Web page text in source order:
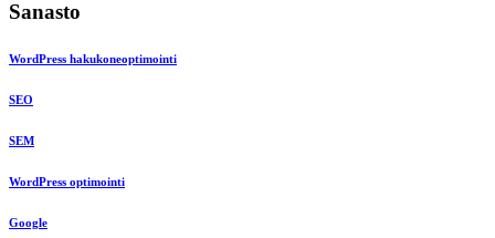
Sanasto
WordPress hakukoneoptimointi
SEO
SEM
WordPress optimointi
Google